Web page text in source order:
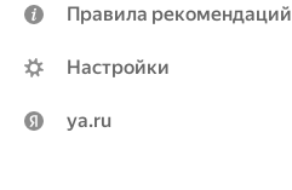
Правила рекомендаций
Настройки
ya.ru